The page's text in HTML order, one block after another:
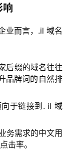
响
业而言，.il 域名
后缀的域名往往
品牌词的自然排
于链接到. il 域
务需求的中文用
击率。